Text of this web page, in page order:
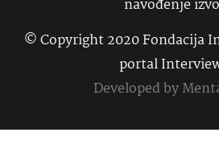
navođenje
© Copyright 2020 Fondacija
portal
Developed by